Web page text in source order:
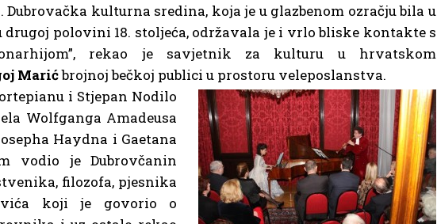
kulturna sredina, koja je u glazbenom ozračju bila u
drugoj polovini 18. stoljeća, održavala je i vrlo bliske kontakte s
rekao je savjetnik za kulturu u hrvatskom
Marićbrojnoj bečkoj publici u prostoru veleposlanstva.
i Stjepan Nodilo
Wolfganga Amadeusa
Haydna i Gaetana
vodio je Dubrovčanin
filozofa, pjesnika
koji je govorio o